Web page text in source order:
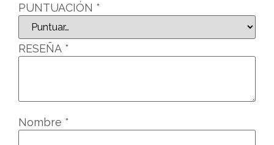
PUNTUACIÓN *
RESEÑA *
Nombre *